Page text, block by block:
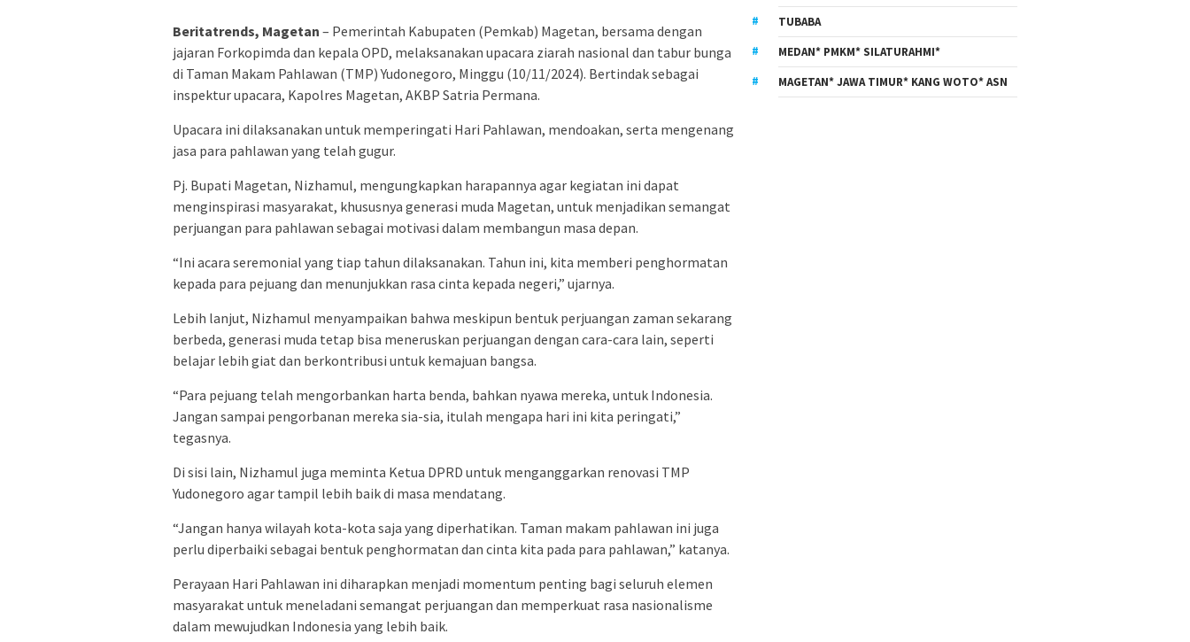
Beritatrends, Magetan – Pemerintah Kabupaten (Pemkab) Magetan, bersama dengan
jajaran Forkopimda dan kepala OPD, melaksanakan upacara ziarah nasional dan tabur bunga
di Taman Makam Pahlawan (TMP) Yudonegoro, Minggu (10/11/2024). Bertindak sebagai
inspektur upacara, Kapolres Magetan, AKBP Satria Permana.
Upacara ini dilaksanakan untuk memperingati Hari Pahlawan, mendoakan, serta mengenang
jasa para pahlawan yang telah gugur.
Pj. Bupati Magetan, Nizhamul, mengungkapkan harapannya agar kegiatan ini dapat
menginspirasi masyarakat, khususnya generasi muda Magetan, untuk menjadikan semangat
perjuangan para pahlawan sebagai motivasi dalam membangun masa depan.
“Ini acara seremonial yang tiap tahun dilaksanakan. Tahun ini, kita memberi penghormatan
kepada para pejuang dan menunjukkan rasa cinta kepada negeri,” ujarnya.
Lebih lanjut, Nizhamul menyampaikan bahwa meskipun bentuk perjuangan zaman sekarang
berbeda, generasi muda tetap bisa meneruskan perjuangan dengan cara-cara lain, seperti
belajar lebih giat dan berkontribusi untuk kemajuan bangsa.
“Para pejuang telah mengorbankan harta benda, bahkan nyawa mereka, untuk Indonesia.
Jangan sampai pengorbanan mereka sia-sia, itulah mengapa hari ini kita peringati,”
tegasnya.
Di sisi lain, Nizhamul juga meminta Ketua DPRD untuk menganggarkan renovasi TMP
Yudonegoro agar tampil lebih baik di masa mendatang.
“Jangan hanya wilayah kota-kota saja yang diperhatikan. Taman makam pahlawan ini juga
perlu diperbaiki sebagai bentuk penghormatan dan cinta kita pada para pahlawan,” katanya.
Perayaan Hari Pahlawan ini diharapkan menjadi momentum penting bagi seluruh elemen
masyarakat untuk meneladani semangat perjuangan dan memperkuat rasa nasionalisme
dalam mewujudkan Indonesia yang lebih baik.
TUBABA
MEDAN* PMKM* SILATURAHMI*
MAGETAN* JAWA TIMUR* KANG WOTO* ASN